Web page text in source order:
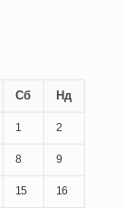
Сб Нд
1 2
8 9
15 16